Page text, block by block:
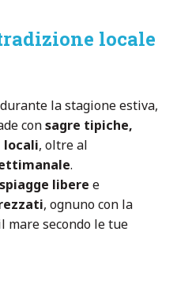
locale
la stagione estiva,
consagre tipiche,
locali, oltre al
.
spiagge libere e
, ognuno con la
secondo le tue